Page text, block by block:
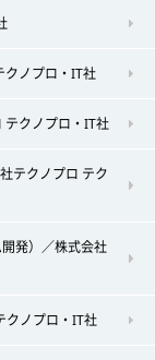
クノプロ・IT社
テクノプロ・IT社
テクノプロ テク
発）／株式会社
クノプロ・IT社